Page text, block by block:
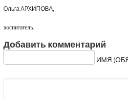
Ольга АРХИПОВА,
воспитатель.
Добавить комментарий
ИМЯ